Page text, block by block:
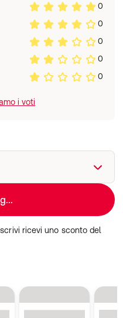
0
0
0
0
0
i voti
ricevi uno sconto del